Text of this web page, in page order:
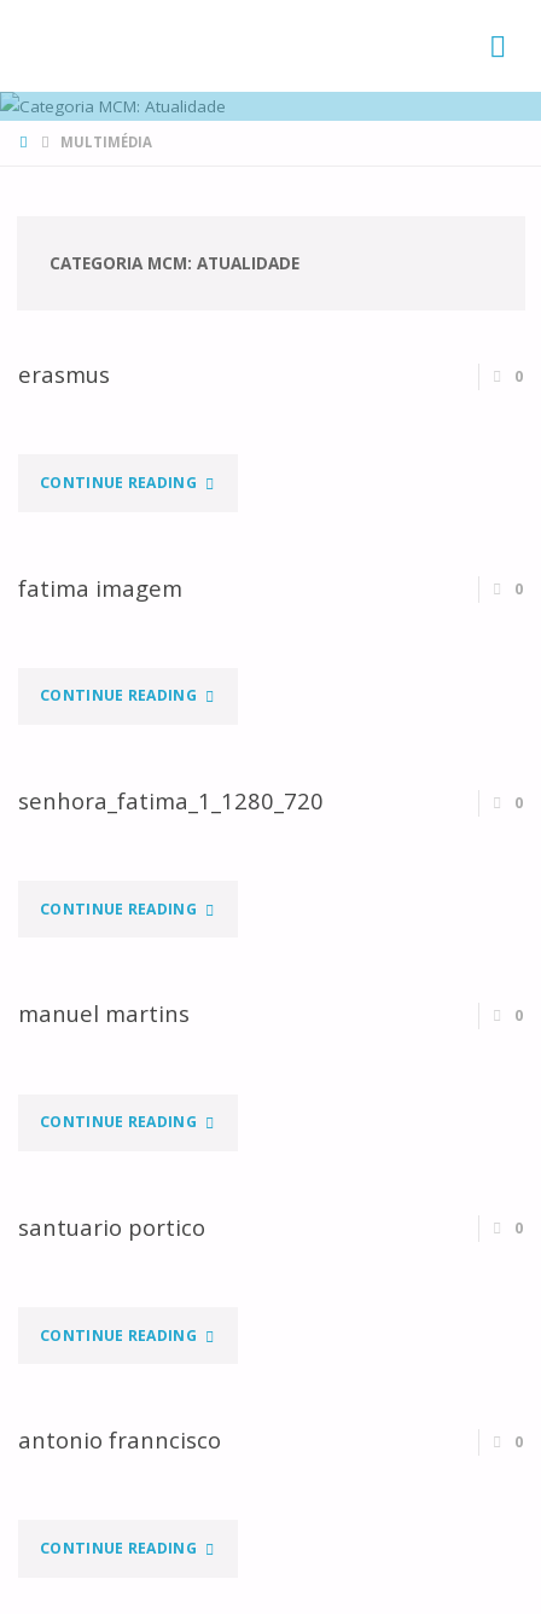
HOMEMULTIMÉDIA
CATEGORIA MCM: ATUALIDADE
erasmus 0
CONTINUE READING"ERASMUS"
fatima imagem 0
CONTINUE READING"FATIMA
senhora_fatima_1_1280_720 0
CONTINUE READING"SENHORA_FATIMA_1_1280_720"
manuel martins 0
CONTINUE READING"MANUEL
santuario portico 0
CONTINUE READING"SANTUARIO
antonio franncisco 0
CONTINUE READING"ANTONIO